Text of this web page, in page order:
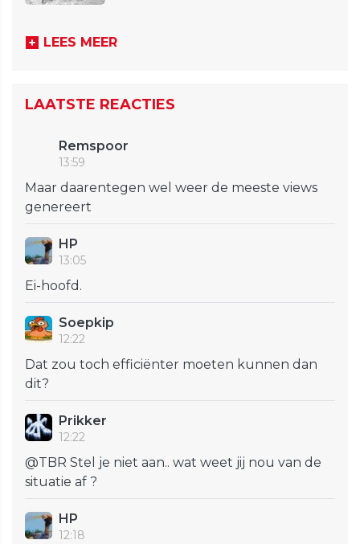
LEES MEER
LAATSTE REACTIES
Remspoor
13:59
Maar daarentegen wel weer de meeste views
genereert
HP
13:05
Ei-hoofd.
Soepkip
12:22
Dat zou toch efficiënter moeten kunnen dan
dit?
Prikker
12:22
@TBR Stel je niet aan.. wat weet jij nou van de
situatie af ?
HP
12:18